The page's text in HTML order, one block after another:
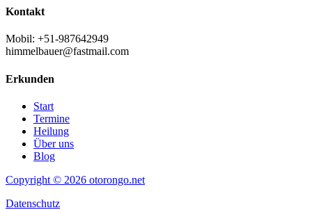
Kontakt
Mobil: +51-987642949
himmelbauer@fastmail.com
Erkunden
Start
Termine
Heilung
Über uns
Blog
Copyright © 2026 otorongo.net
Datenschutz